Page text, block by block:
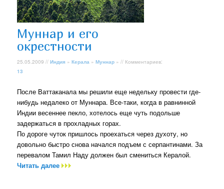
Муннар и его
окрестности
25.05.2009 //Индия »Керала »Муннар » // Комментариев:
13
После Ваттаканала мы решили еще недельку провести где-
нибудь недалеко от Муннара. Все-таки, когда в равнинной
Индии весеннее пекло, хотелось еще чуть подольше
задержаться в прохладных горах.
По дороге чуток пришлось проехаться через духоту, но
довольно быстро снова начался подъем с серпантинами. За
перевалом Тамил Наду должен был смениться Кералой.
Читать далее